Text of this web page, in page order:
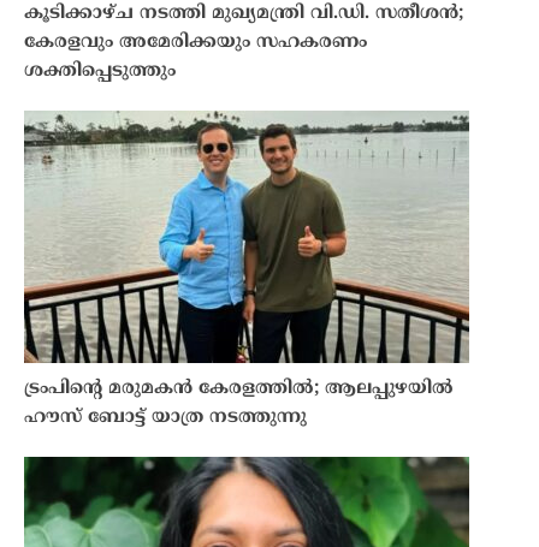
കൂടിക്കാഴ്ച നടത്തി മുഖ്യമന്ത്രി വി.ഡി. സതീശൻ;
കേരളവും അമേരിക്കയും സഹകരണം
ശക്തിപ്പെടുത്തും
ട്രംപിന്റെ മരുമകന്‍ കേരളത്തിൽ; ആലപ്പുഴയിൽ
ഹൗസ് ബോട്ട് യാത്ര നടത്തുന്നു